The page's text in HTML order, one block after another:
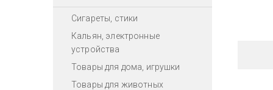
Сигареты, стики
Кальян, электронные
устройства
Товары для дома, игрушки
Товары для животных